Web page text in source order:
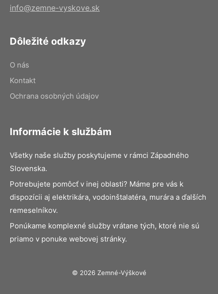
info@zemne-vyskove.sk
Dôležité odkazy
O nás
Kontakt
Ochrana osobných údajov
Informácie k službám
Všetky naše služby poskytujeme v rámci Západného
Slovenska.
Potrebujete pomôcť v inej oblasti? Máme pre vás k
dispozícii aj elektrikára, vodoinštalatéra, murára a ďalších
remeselníkov.
Ponúkame komplexné služby vrátane tých, ktoré nie sú
priamo v ponuke webovej stránky.
© 2026 Zemné-Výškové